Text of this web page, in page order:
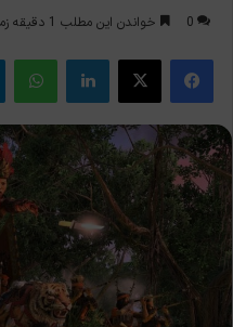
0
خواندن این مطلب 1 دقیقه زمان میبرد
فیس بوک X لینکدین واتس آپ